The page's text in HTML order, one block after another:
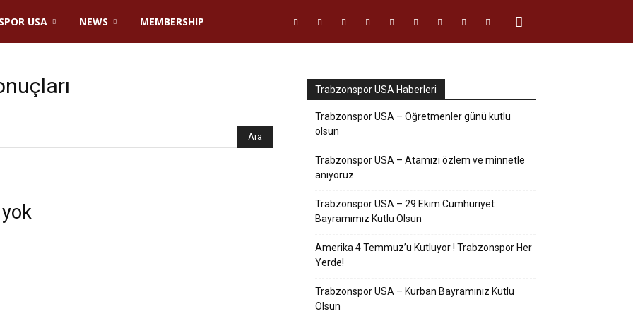
USA NEWS MEMBERSHIP
Trabzonspor USA Haberleri
Trabzonspor USA – Öğretmenler günü kutlu
olsun
Trabzonspor USA – Atamızı özlem ve minnetle
anıyoruz
Trabzonspor USA – 29 Ekim Cumhuriyet
Bayramımız Kutlu Olsun
Amerika 4 Temmuz’u Kutluyor ! Trabzonspor Her
Yerde!
Trabzonspor USA – Kurban Bayramınız Kutlu
Olsun